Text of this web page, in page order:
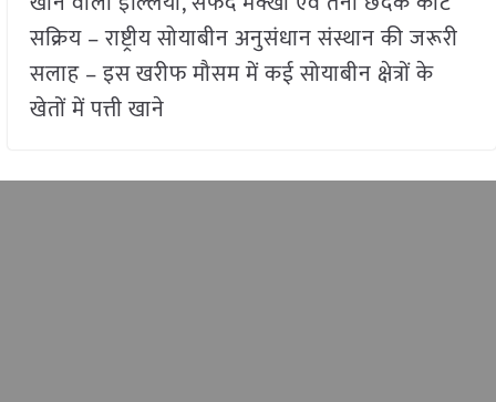
सक्रिय – राष्ट्रीय सोयाबीन अनुसंधान संस्थान की जरूरी
सलाह – इस खरीफ मौसम में कई सोयाबीन क्षेत्रों के
खेतों में पत्ती खाने